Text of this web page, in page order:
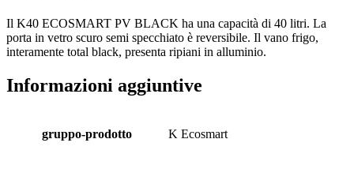
Il K40 ECOSMART PV BLACK ha una capacità di 40 litri. La
porta in vetro scuro semi specchiato è reversibile. Il vano frigo,
interamente total black, presenta ripiani in alluminio.
Informazioni aggiuntive
gruppo-prodotto K Ecosmart